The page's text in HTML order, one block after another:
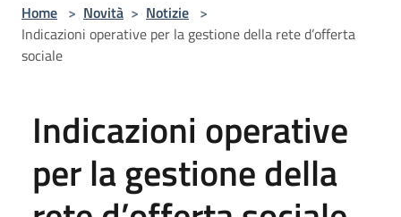
Home > Novità > Notizie >
Indicazioni operative per la gestione della rete d’offerta
sociale
Indicazioni operative
per la gestione della